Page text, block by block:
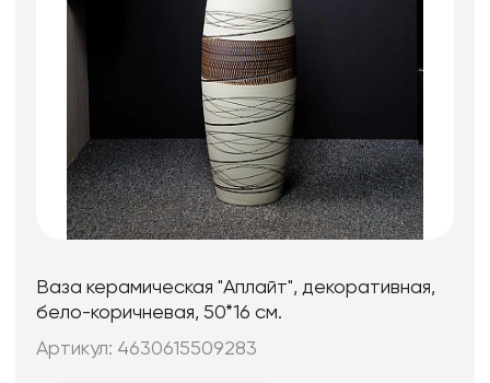
Ваза керамическая "Аплайт", декоративная,
бело-коричневая, 50*16 см.
Артикул: 4630615509283